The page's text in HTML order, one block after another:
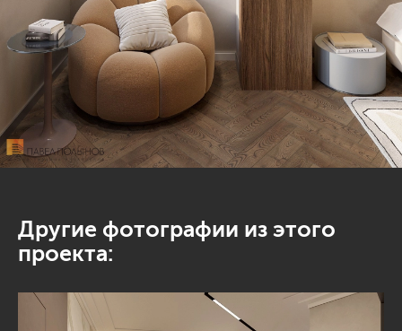
Другие фотографии из этого
проекта: